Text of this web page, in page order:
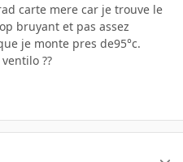
carte mere car je trouve le
bruyant et pas assez
je monte pres de95°c.
??